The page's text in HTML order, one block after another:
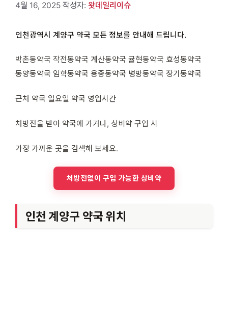
4월 16, 2025 작성자: 왓데일리이슈
인천광역시 계양구 약국 모든 정보를 안내해 드립니다.
박촌동약국 작전동약국 계산동약국 귤현동약국 효성동약국
동양동약국 임학동약국 용종동약국 병방동약국 장기동약국
근처 약국 일요일 약국 영업시간
처방전을 받아 약국에 가거나, 상비약 구입 시
가장 가까운 곳을 검색해 보세요.
처방전없이 구입 가능한 상비약
인천 계양구 약국 위치